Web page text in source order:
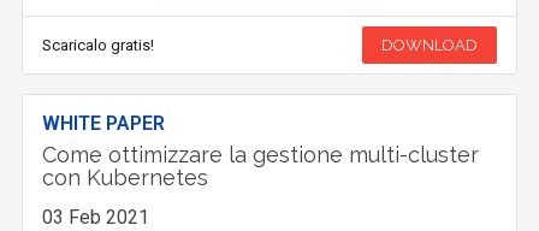
Scaricalo gratis! DOWNLOAD
WHITE PAPER
Come ottimizzare la gestione multi-cluster
con Kubernetes
03 Feb 2021